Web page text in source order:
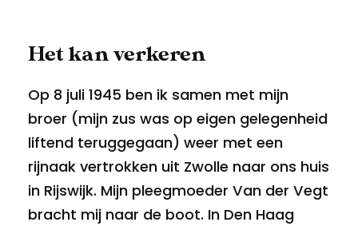
Het kan verkeren
Op 8 juli 1945 ben ik samen met mijn
broer (mijn zus was op eigen gelegenheid
liftend teruggegaan) weer met een
rijnaak vertrokken uit Zwolle naar ons huis
in Rijswijk. Mijn pleegmoeder Van der Vegt
bracht mij naar de boot. In Den Haag